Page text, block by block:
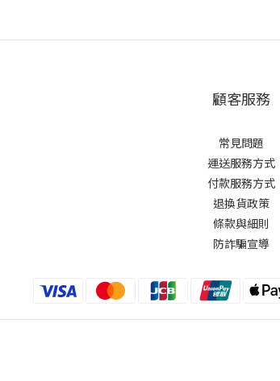
顧客服務
常見問題
運送服務方式
付款服務方式
退換貨政策
條款與細則
防詐騙宣導